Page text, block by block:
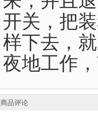
开关，把
样下去，
夜地工作
商品评论